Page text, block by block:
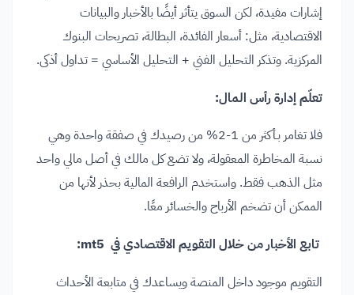
إشارات مفيدة، لكن السوق يتأثر أيضًا بالأخبار والبيانات
الاقتصادية، مثل: أسعار الفائدة، البطالة، تصريحات البنوك
المركزية. وتذكر التحليل الفني + التحليل الأساسي = تداول أذكى.
تعلّم إدارة رأس المال:
فلا تغامر بـأكثر من 1-2% من رصيدك في صفقة واحدة وهي
نسبة المخاطرة المعقولة، ولا تضع كل مالك في أصل مالي واحد
مثل الذهب فقط. واستخدم الرافعة المالية بحذر لأنها من
الممكن أن تضخم الأرباح والخسائر معًا.
تابع الأخبار من خلال التقويم الاقتصادي في mt5:
التقويم موجود داخل المنصة ويساعدك في متابعة الأحداث